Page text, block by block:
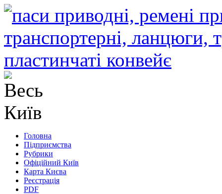
Головна
Підприємства
Рубрики
Офіційний Київ
Карта Києва
Реєстрація
PDF